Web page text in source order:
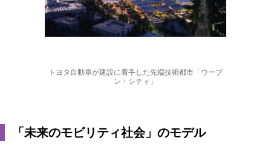
トヨタ自動車が建設に着手した先端技術都市「ウーブ
ン・シティ」
「未来のモビリティ社会」のモデル